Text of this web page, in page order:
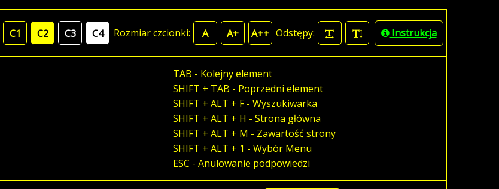
C1 C2 C3 C4 Rozmiar czcionki: A A+ A++ Odstępy: Instrukcja
TAB - Kolejny element
SHIFT + TAB - Poprzedni element
SHIFT + ALT + F - Wyszukiwarka
SHIFT + ALT + H - Strona główna
SHIFT + ALT + M - Zawartość strony
SHIFT + ALT + 1 - Wybór Menu
ESC - Anulowanie podpowiedzi